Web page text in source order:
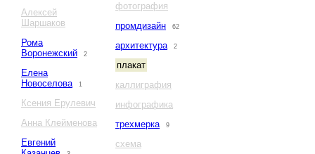
Алексей
Шаршаков
Рома
Воронежский
2
Елена
Новоселова
1
Ксения Ерулевич
Анна Клейменова
Евгений
фотография
промдизайн
62
архитектура 2
плакат
каллиграфия
инфографика
трехмерка
9
схема